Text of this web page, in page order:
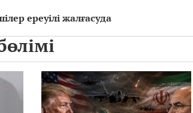
ереуілі жалғасуда